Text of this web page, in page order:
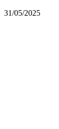
31/05/2025